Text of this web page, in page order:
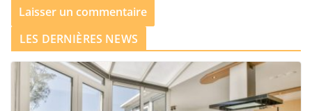
LES DERNIÈRES NEWS